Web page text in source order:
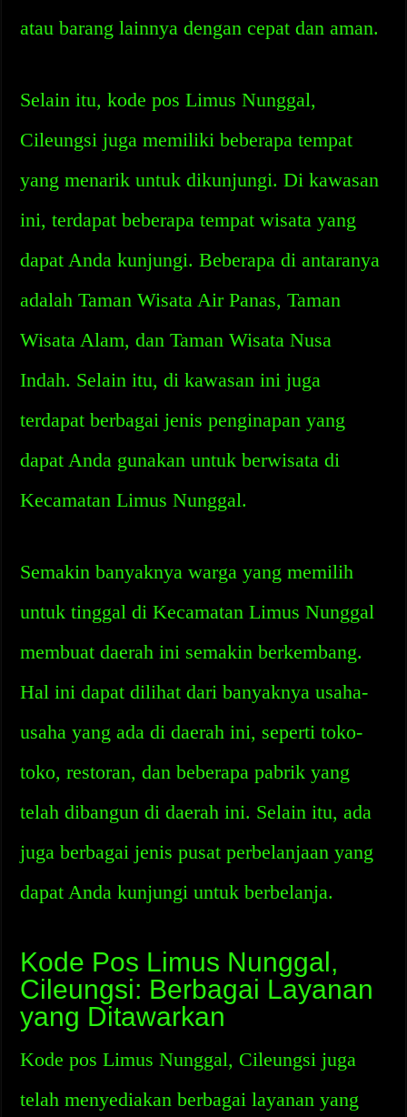
atau barang lainnya dengan cepat dan aman.
Selain itu, kode pos Limus Nunggal,
Cileungsi juga memiliki beberapa tempat
yang menarik untuk dikunjungi. Di kawasan
ini, terdapat beberapa tempat wisata yang
dapat Anda kunjungi. Beberapa di antaranya
adalah Taman Wisata Air Panas, Taman
Wisata Alam, dan Taman Wisata Nusa
Indah. Selain itu, di kawasan ini juga
terdapat berbagai jenis penginapan yang
dapat Anda gunakan untuk berwisata di
Kecamatan Limus Nunggal.
Semakin banyaknya warga yang memilih
untuk tinggal di Kecamatan Limus Nunggal
membuat daerah ini semakin berkembang.
Hal ini dapat dilihat dari banyaknya usaha-
usaha yang ada di daerah ini, seperti toko-
toko, restoran, dan beberapa pabrik yang
telah dibangun di daerah ini. Selain itu, ada
juga berbagai jenis pusat perbelanjaan yang
dapat Anda kunjungi untuk berbelanja.
Kode Pos Limus Nunggal,
Cileungsi: Berbagai Layanan
yang Ditawarkan
Kode pos Limus Nunggal, Cileungsi juga
telah menyediakan berbagai layanan yang